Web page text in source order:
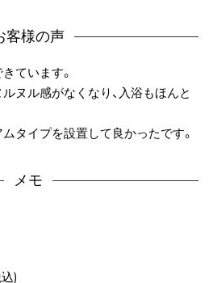
客様の声
ています。
ヌル感がなくなり、入浴もほんと
タイプを設置して良かったです。
メモ
込)